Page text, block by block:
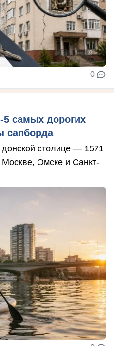
0
5 самых дорогих
сапборда
столице — 1571
Москве, Омске и Санкт-